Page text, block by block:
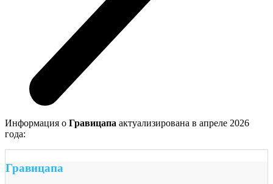
Информация о Гравицапа актуализирована в апреле 2026
года:
Гравицапа